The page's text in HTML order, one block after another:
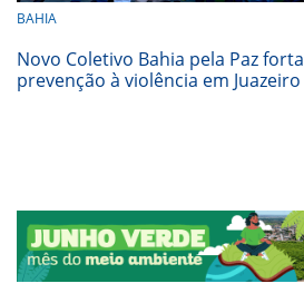
BAHIA
Novo Coletivo Bahia pela Paz
prevenção à violência em Juazeiro